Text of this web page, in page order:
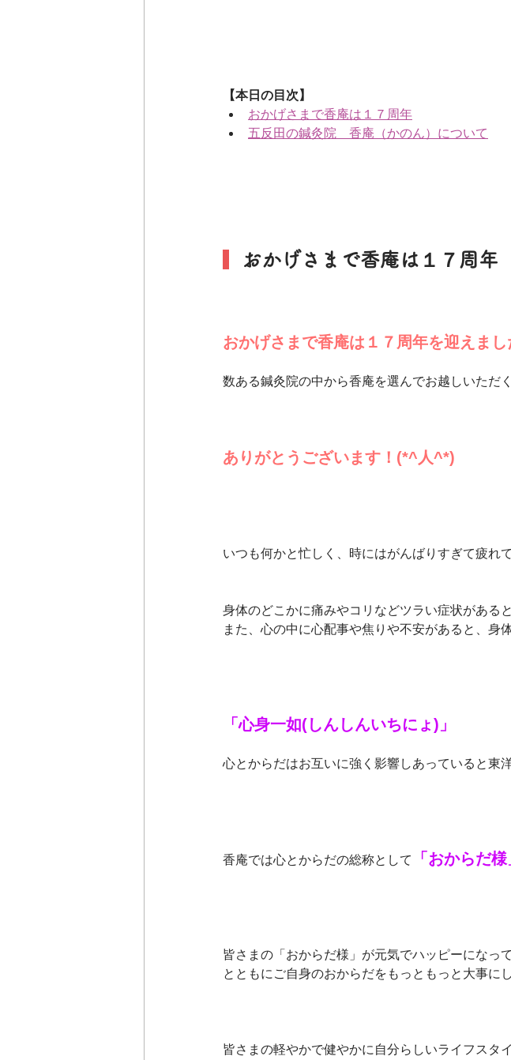
【本日の目次】
おかげさまで香庵は１７周年
五反田の鍼灸院　香庵（かのん）について
  おかげさまで香庵は１７周年
おかげさまで香庵は１７周年を迎えまし
数ある鍼灸院の中から香庵を選んでお越しいただ
ありがとうございます！(*^人^*)
いつも何かと忙しく、時にはがんばりすぎて疲れ
身体のどこかに痛みやコリなどツラい症状がある
また、心の中に心配事や焦りや不安があると、身
「心身一如(しんしんいちにょ)」
心とからだはお互いに強く影響しあっていると東
香庵では心とからだの総称として 「おからだ様
皆さまの「おからだ様」が元気でハッピーになっ
とともにご自身のおからだをもっともっと大事に
皆さまの軽やかで健やかに自分らしいライフスタ